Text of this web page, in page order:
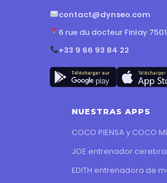
contact@dynseo.com
6 rue du docteur Finlay
+33 9 66 93 84 22
NUESTRAS APPS
COCO PIENSA y COCO
JOE entrenador cerebral
EDITH entrenadora de